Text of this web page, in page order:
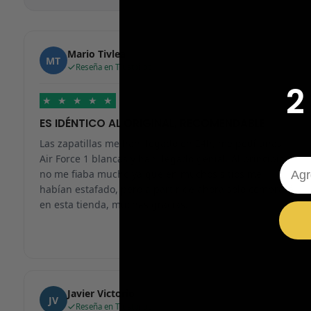
MT Mario Tivlea
Reseña en Trustpilot
★ ★ ★ ★ ★
ES IDÉNTICO AL ORIGINAL, RECOMENDABLE
Las zapatillas me han llegado en 24h, me pedí unas
Air Force 1 blancas y han llegado genial. Al principio
no me fiaba mucho ya que en muchos sitios me
habían estafado, pero a partir de ahora solo compraré
en esta tienda, muchas gracias.
JV Javier Victorio
Reseña en Trustpilot
Email